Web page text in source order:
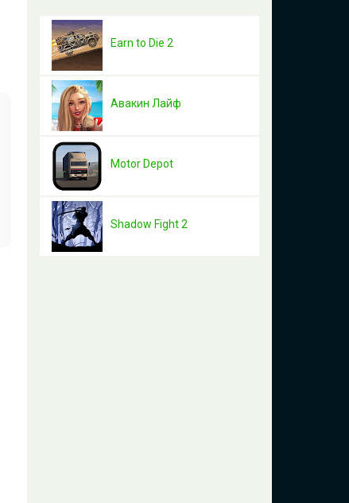
Earn to Die 2
Авакин Лайф
Motor Depot
Shadow Fight 2